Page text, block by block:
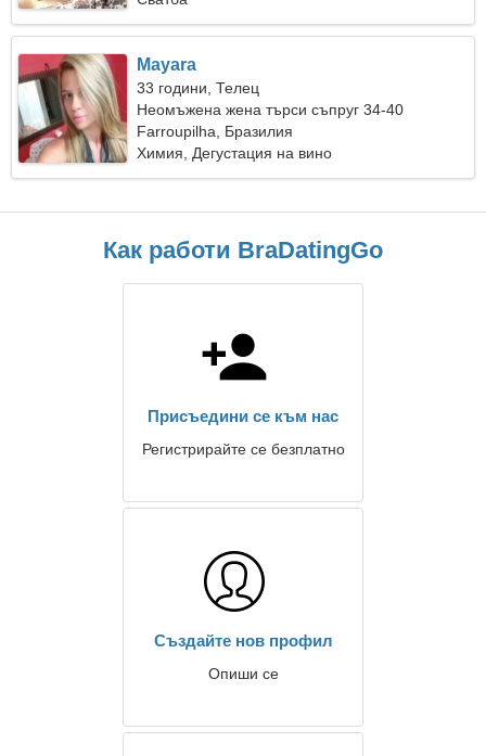
Mayara
33 години, Телец
Неомъжена жена търси съпруг 34-40
Farroupilha, Бразилия
Химия, Дегустация на вино
Как работи BraDatingGo
Присъедини се към нас
Регистрирайте се безплатно
Създайте нов профил
Опиши се